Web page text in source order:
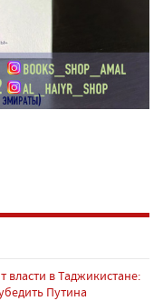
власти в Таджикистане:
Путина